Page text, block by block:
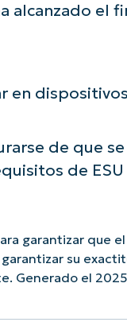
alcanzado el
en
de que
de
garantizar que
su
Generado el